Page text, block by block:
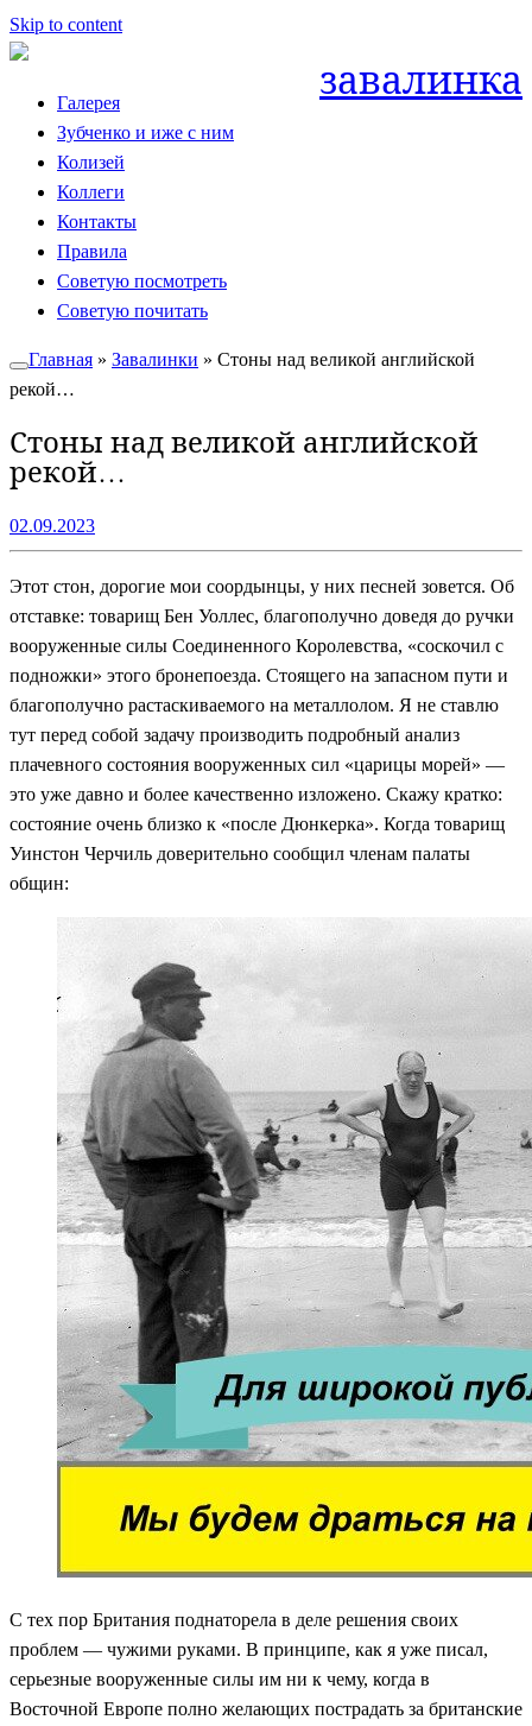
Skip to content
завалинка
Галерея
Зубченко и иже с ним
Колизей
Коллеги
Контакты
Правила
Советую посмотреть
Советую почитать
Главная » Завалинки » Стоны над великой английской
рекой…
Стоны над великой английской
рекой…
02.09.2023
Этот стон, дорогие мои соордынцы, у них песней зовется. Об
отставке: товарищ Бен Уоллес, благополучно доведя до ручки
вооруженные силы Соединенного Королевства, «соскочил с
подножки» этого бронепоезда. Стоящего на запасном пути и
благополучно растаскиваемого на металлолом. Я не ставлю
тут перед собой задачу производить подробный анализ
плачевного состояния вооруженных сил «царицы морей» —
это уже давно и более качественно изложено. Скажу кратко:
состояние очень близко к «после Дюнкерка». Когда товарищ
Уинстон Черчиль доверительно сообщил членам палаты
общин:
С тех пор Британия поднаторела в деле решения своих
проблем — чужими руками. В принципе, как я уже писал,
серьезные вооруженные силы им ни к чему, когда в
Восточной Европе полно желающих пострадать за британские